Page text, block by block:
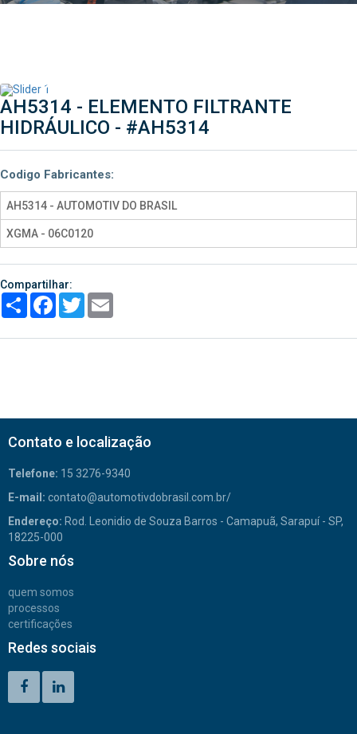
AH5314 - ELEMENTO FILTRANTE
HIDRÁULICO - #AH5314
Codigo Fabricantes:
AH5314 - AUTOMOTIV DO BRASIL
XGMA - 06C0120
Compartilhar:
Share Facebook
Twitter
Contato e localização
Telefone: 15 3276-9340
E-mail: contato@automotivdobrasil.com.br/
Endereço: Rod. Leonidio de Souza Barros - Camapuã, Sarapuí - SP,
18225-000
Sobre nós
quem somos
processos
certificações
Redes sociais